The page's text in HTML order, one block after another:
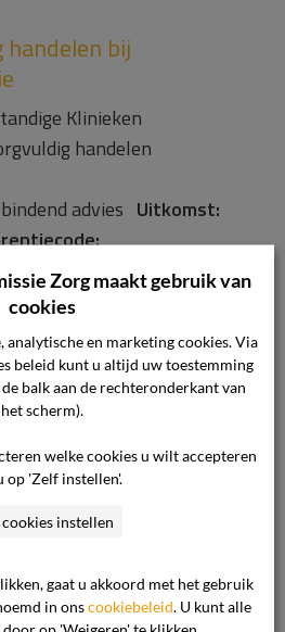
handelen bij
Klinieken
handelen
bindend advies Uitkomst:
over? Het geschil gaat
zorgaanbieder onzorgvuldig
cliënte heeft namelijk op
een armliftoperatie
Omdat de cliënte
het resultaat, is op 16
tot het voor de […]
handelen bij
Zorg maakt gebruik van
cookies
en marketing cookies. Via
beleid kunt u altijd uw toestemming
balk aan de rechteronderkant van
het scherm).
welke cookies u wilt accepteren
op 'Zelf instellen'.
instellen
gaat u akkoord met het gebruik
in onscookiebeleid. U kunt alle